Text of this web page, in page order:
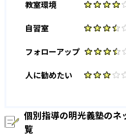
教室環境
自習室
フォローアップ
人に勧めたい
個別指導の明光義塾のネ
覧